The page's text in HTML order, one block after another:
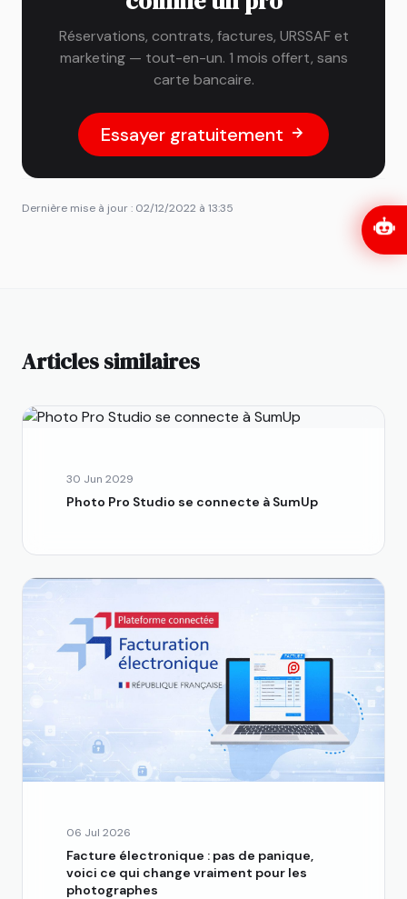
Réservations, contrats, factures, URSSAF et
marketing — tout-en-un. 1 mois offert, sans
carte bancaire.
Essayer gratuitement
Dernière mise à jour : 02/12/2022 à 13:35
Articles similaires
30 Jun 2029
Photo Pro Studio se connecte à SumUp
06 Jul 2026
Facture électronique : pas de panique,
voici ce qui change vraiment pour les
photographes